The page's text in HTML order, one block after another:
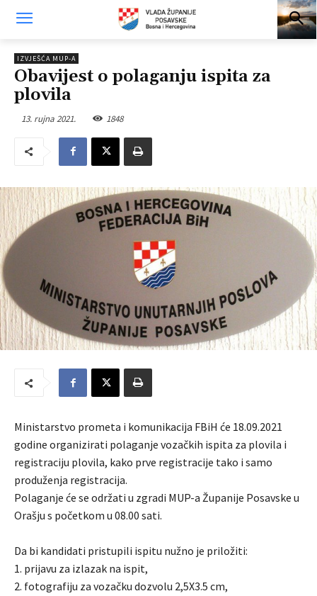
IZVJEŠĆA MUP-A
Obavijest o polaganju ispita za
plovila
13. rujna 2021. 1848
Ministarstvo prometa i komunikacija FBiH će 18.09.2021
godine organizirati polaganje vozačkih ispita za plovila i
registraciju plovila, kako prve registracije tako i samo
produženja registracija.
Polaganje će se održati u zgradi MUP-a Županije Posavske u
Orašju s početkom u 08.00 sati.
Da bi kandidati pristupili ispitu nužno je priložiti:
1. prijavu za izlazak na ispit,
2. fotografiju za vozačku dozvolu 2,5X3.5 cm,